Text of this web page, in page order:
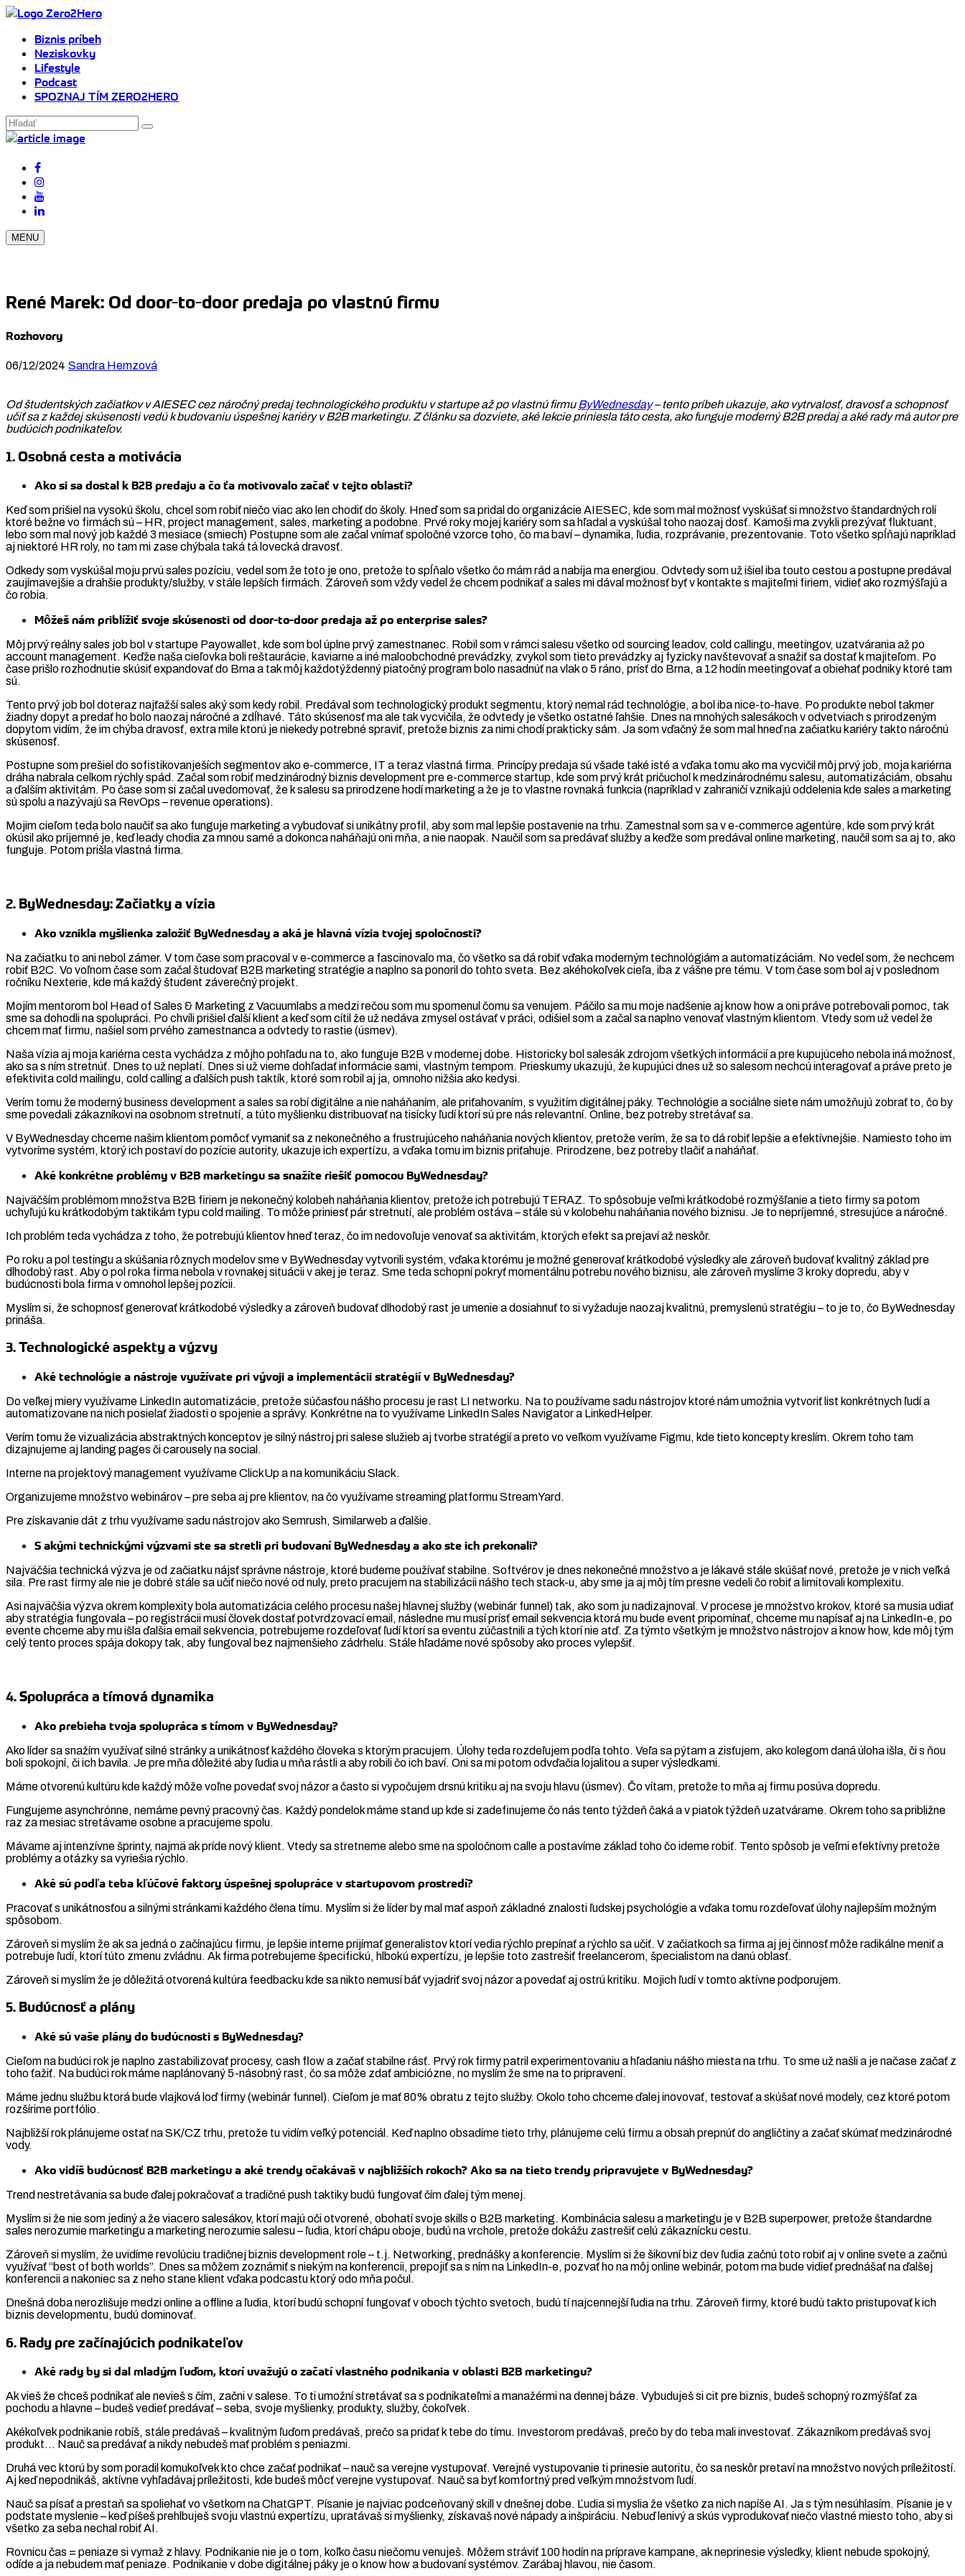
Biznis príbeh
Neziskovky
Lifestyle
Podcast
SPOZNAJ TÍM ZERO2HERO
MENU
René Marek: Od door-to-door predaja po vlastnú firmu
Rozhovory
06/12/2024 Sandra Hemzová
Od študentských začiatkov v AIESEC cez náročný predaj technologického produktu v startupe až po vlastnú firmuByWednesday– tento príbeh ukazuje, ako vytrvalosť, dravosť a schopnosť
učiť sa z každej skúsenosti vedú k budovaniu úspešnej kariéry v B2B marketingu. Z článku sa dozviete, aké lekcie priniesla táto cesta, ako funguje moderný B2B predaj a aké rady má autor pre
budúcich podnikateľov.
1. Osobná cesta a motivácia
Ako si sa dostal k B2B predaju a čo ťa motivovalo začať v tejto oblasti?
Keď som prišiel na vysokú školu, chcel som robiť niečo viac ako len chodiť do školy. Hneď som sa pridal do organizácie AIESEC, kde som mal možnosť vyskúšať si množstvo štandardných rolí
ktoré bežne vo firmách sú – HR, project management, sales, marketing a podobne. Prvé roky mojej kariéry som sa hľadal a vyskúšal toho naozaj dosť. Kamoši ma zvykli prezývať fluktuant,
lebo som mal nový job každé 3 mesiace (smiech) Postupne som ale začal vnímať spoločné vzorce toho, čo ma baví – dynamika, ľudia, rozprávanie, prezentovanie. Toto všetko spĺňajú napríklad
aj niektoré HR roly, no tam mi zase chýbala taká tá lovecká dravosť.
Odkedy som vyskúšal moju prvú sales pozíciu, vedel som že toto je ono, pretože to spĺňalo všetko čo mám rád a nabíja ma energiou. Odvtedy som už išiel iba touto cestou a postupne predával
zaujímavejšie a drahšie produkty/služby, v stále lepších firmách. Zároveň som vždy vedel že chcem podnikať a sales mi dával možnosť byť v kontakte s majiteľmi firiem, vidieť ako rozmýšľajú a
čo robia.
Môžeš nám priblížiť svoje skúsenosti od door-to-door predaja až po enterprise sales?
Môj prvý reálny sales job bol v startupe Payowallet, kde som bol úplne prvý zamestnanec. Robil som v rámci salesu všetko od sourcing leadov, cold callingu, meetingov, uzatvárania až po
account management. Keďže naša cieľovka boli reštaurácie, kaviarne a iné maloobchodné prevádzky, zvykol som tieto prevádzky aj fyzicky navštevovať a snažiť sa dostať k majiteľom. Po
čase prišlo rozhodnutie skúsiť expandovať do Brna a tak môj každotýždenný piatočný program bolo nasadnúť na vlak o 5 ráno, prísť do Brna, a 12 hodín meetingovať a obiehať podniky ktoré tam
sú.
Tento prvý job bol doteraz najťažší sales aký som kedy robil. Predával som technologický produkt segmentu, ktorý nemal rád technológie, a bol iba nice-to-have. Po produkte nebol takmer
žiadny dopyt a predať ho bolo naozaj náročné a zdĺhavé. Táto skúsenosť ma ale tak vycvičila, že odvtedy je všetko ostatné ľahšie. Dnes na mnohých salesákoch v odvetviach s prirodzeným
dopytom vidím, že im chýba dravosť, extra mile ktorú je niekedy potrebné spraviť, pretože biznis za nimi chodí prakticky sám. Ja som vďačný že som mal hneď na začiatku kariéry takto náročnú
skúsenosť.
Postupne som prešiel do sofistikovanješích segmentov ako e-commerce, IT a teraz vlastná firma. Princípy predaja sú všade také isté a vďaka tomu ako ma vycvičil môj prvý job, moja kariérna
dráha nabrala celkom rýchly spád. Začal som robiť medzinárodný biznis development pre e-commerce startup, kde som prvý krát pričuchol k medzinárodnému salesu, automatizáciám, obsahu
a ďalším aktivitám. Po čase som si začal uvedomovať, že k salesu sa prirodzene hodí marketing a že je to vlastne rovnaká funkcia (napríklad v zahraničí vznikajú oddelenia kde sales a marketing
sú spolu a nazývajú sa RevOps – revenue operations).
Mojim cieľom teda bolo naučiť sa ako funguje marketing a vybudovať si unikátny profil, aby som mal lepšie postavenie na trhu. Zamestnal som sa v e-commerce agentúre, kde som prvý krát
okúsil ako príjemné je, keď leady chodia za mnou samé a dokonca naháňajú oni mňa, a nie naopak. Naučil som sa predávať služby a keďže som predával online marketing, naučil som sa aj to, ako
funguje. Potom prišla vlastná firma.
2. ByWednesday: Začiatky a vízia
Ako vznikla myšlienka založiť ByWednesday a aká je hlavná vízia tvojej spoločnosti?
Na začiatku to ani nebol zámer. V tom čase som pracoval v e-commerce a fascinovalo ma, čo všetko sa dá robiť vďaka moderným technológiám a automatizáciám. No vedel som, že nechcem
robiť B2C. Vo voľnom čase som začal študovať B2B marketing stratégie a naplno sa ponoril do tohto sveta. Bez akéhokoľvek cieľa, iba z vášne pre tému. V tom čase som bol aj v poslednom
ročníku Nexterie, kde má každý študent záverečný projekt.
Mojím mentorom bol Head of Sales & Marketing z Vacuumlabs a medzi rečou som mu spomenul čomu sa venujem. Páčilo sa mu moje nadšenie aj know how a oni práve potrebovali pomoc, tak
sme sa dohodli na spolupráci. Po chvíli prišiel ďalší klient a keď som cítil že už nedáva zmysel ostávať v práci, odišiel som a začal sa naplno venovať vlastným klientom. Vtedy som už vedel že
chcem mať firmu, našiel som prvého zamestnanca a odvtedy to rastie (úsmev).
Naša vízia aj moja kariérna cesta vychádza z môjho pohľadu na to, ako funguje B2B v modernej dobe. Historicky bol salesák zdrojom všetkých informácií a pre kupujúceho nebola iná možnosť,
ako sa s ním stretnúť. Dnes to už neplatí. Dnes si už vieme dohľadať informácie sami, vlastným tempom. Prieskumy ukazujú, že kupujúci dnes už so salesom nechcú interagovať a práve preto je
efektivita cold mailingu, cold calling a ďalších push taktík, ktoré som robil aj ja, omnoho nižšia ako kedysi.
Verím tomu že moderný business development a sales sa robí digitálne a nie naháňaním, ale priťahovaním, s využitím digitálnej páky. Technológie a sociálne siete nám umožňujú zobrať to, čo by
sme povedali zákazníkovi na osobnom stretnutí, a túto myšlienku distribuovať na tisícky ľudí ktorí sú pre nás relevantní. Online, bez potreby stretávať sa.
V ByWednesday chceme našim klientom pomôcť vymaniť sa z nekonečného a frustrujúceho naháňania nových klientov, pretože verím, že sa to dá robiť lepšie a efektívnejšie. Namiesto toho im
vytvoríme systém, ktorý ich postaví do pozície autority, ukazuje ich expertízu, a vďaka tomu im biznis priťahuje. Prirodzene, bez potreby tlačiť a naháňať.
Aké konkrétne problémy v B2B marketingu sa snažíte riešiť pomocou ByWednesday?
Najväčším problémom množstva B2B firiem je nekonečný kolobeh naháňania klientov, pretože ich potrebujú TERAZ. To spôsobuje veľmi krátkodobé rozmýšľanie a tieto firmy sa potom
uchyľujú ku krátkodobým taktikám typu cold mailing. To môže priniesť pár stretnutí, ale problém ostáva – stále sú v kolobehu naháňania nového biznisu. Je to nepríjemné, stresujúce a náročné.
Ich problém teda vychádza z toho, že potrebujú klientov hneď teraz, čo im nedovoľuje venovať sa aktivitám, ktorých efekt sa prejaví až neskôr.
Po roku a pol testingu a skúšania rôznych modelov sme v ByWednesday vytvorili systém, vďaka ktorému je možné generovať krátkodobé výsledky ale zároveň budovať kvalitný základ pre
dlhodobý rast. Aby o pol roka firma nebola v rovnakej situácii v akej je teraz. Sme teda schopní pokryť momentálnu potrebu nového biznisu, ale zároveň myslíme 3 kroky dopredu, aby v
budúcnosti bola firma v omnohol lepšej pozícii.
Myslím si, že schopnosť generovať krátkodobé výsledky a zároveň budovať dlhodobý rast je umenie a dosiahnuť to si vyžaduje naozaj kvalitnú, premyslenú stratégiu – to je to, čo ByWednesday
prináša.
3. Technologické aspekty a výzvy
Aké technológie a nástroje využívate pri vývoji a implementácii stratégií v ByWednesday?
Do veľkej miery využívame LinkedIn automatizácie, pretože súčasťou nášho procesu je rast LI networku. Na to používame sadu nástrojov ktoré nám umožnia vytvoriť list konkrétnych ľudí a
automatizovane na nich posielať žiadosti o spojenie a správy. Konkrétne na to využívame LinkedIn Sales Navigator a LinkedHelper.
Verím tomu že vizualizácia abstraktných konceptov je silný nástroj pri salese služieb aj tvorbe stratégií a preto vo veľkom využívame Figmu, kde tieto koncepty kreslím. Okrem toho tam
dizajnujeme aj landing pages či carousely na social.
Interne na projektový management využívame ClickUp a na komunikáciu Slack.
Organizujeme množstvo webinárov – pre seba aj pre klientov, na čo využívame streaming platformu StreamYard.
Pre získavanie dát z trhu využívame sadu nástrojov ako Semrush, Similarweb a ďalšie.
S akými technickými výzvami ste sa stretli pri budovaní ByWednesday a ako ste ich prekonali?
Najväčšia technická výzva je od začiatku nájsť správne nástroje, ktoré budeme používať stabilne. Softvérov je dnes nekonečné množstvo a je lákavé stále skúšať nové, pretože je v nich veľká
sila. Pre rast firmy ale nie je dobré stále sa učiť niečo nové od nuly, preto pracujem na stabilizácii nášho tech stack-u, aby sme ja aj môj tím presne vedeli čo robiť a limitovali komplexitu.
Asi najväčšia výzva okrem komplexity bola automatizácia celého procesu našej hlavnej služby (webinár funnel) tak, ako som ju nadizajnoval. V procese je množstvo krokov, ktoré sa musia udiať
aby stratégia fungovala – po registrácii musí človek dostať potvrdzovací email, následne mu musí prísť email sekvencia ktorá mu bude event pripomínať, chceme mu napísať aj na LinkedIn-e, po
evente chceme aby mu išla ďalšia email sekvencia, potrebujeme rozdeľovať ľudí ktorí sa eventu zúčastnili a tých ktorí nie atď. Za týmto všetkým je množstvo nástrojov a know how, kde môj tým
celý tento proces spája dokopy tak, aby fungoval bez najmenšieho zádrhelu. Stále hľadáme nové spôsoby ako proces vylepšiť.
4. Spolupráca a tímová dynamika
Ako prebieha tvoja spolupráca s tímom v ByWednesday?
Ako líder sa snažím využívať silné stránky a unikátnosť každého človeka s ktorým pracujem. Úlohy teda rozdeľujem podľa tohto. Veľa sa pýtam a zisťujem, ako kolegom daná úloha išla, či s ňou
boli spokojní, či ich bavila. Je pre mňa dôležité aby ľudia u mňa rástli a aby robili čo ich baví. Oni sa mi potom odvďačia lojalitou a super výsledkami.
Máme otvorenú kultúru kde každý môže voľne povedať svoj názor a často si vypočujem drsnú kritiku aj na svoju hlavu (úsmev). Čo vítam, pretože to mňa aj firmu posúva dopredu.
Fungujeme asynchrónne, nemáme pevný pracovný čas. Každý pondelok máme stand up kde si zadefinujeme čo nás tento týždeň čaká a v piatok týždeň uzatvárame. Okrem toho sa približne
raz za mesiac stretávame osobne a pracujeme spolu.
Mávame aj intenzívne šprinty, najmä ak príde nový klient. Vtedy sa stretneme alebo sme na spoločnom calle a postavíme základ toho čo ideme robiť. Tento spôsob je veľmi efektívny pretože
problémy a otázky sa vyriešia rýchlo.
Aké sú podľa teba kľúčové faktory úspešnej spolupráce v startupovom prostredí?
Pracovať s unikátnosťou a silnými stránkami každého člena tímu. Myslím si že líder by mal mať aspoň základné znalosti ľudskej psychológie a vďaka tomu rozdeľovať úlohy najlepším možným
spôsobom.
Zároveň si myslím že ak sa jedná o začínajúcu firmu, je lepšie interne prijímať generalistov ktorí vedia rýchlo prepínať a rýchlo sa učiť. V začiatkoch sa firma aj jej činnosť môže radikálne meniť a
potrebuje ľudí, ktorí túto zmenu zvládnu. Ak firma potrebujeme špecifickú, hlbokú expertízu, je lepšie toto zastrešiť freelancerom, špecialistom na danú oblasť.
Zároveň si myslím že je dôležitá otvorená kultúra feedbacku kde sa nikto nemusí báť vyjadriť svoj názor a povedať aj ostrú kritiku. Mojich ľudí v tomto aktívne podporujem.
5. Budúcnosť a plány
Aké sú vaše plány do budúcnosti s ByWednesday?
Cieľom na budúci rok je naplno zastabilizovať procesy, cash flow a začať stabilne rásť. Prvý rok firmy patril experimentovaniu a hľadaniu nášho miesta na trhu. To sme už našli a je načase začať z
toho ťažiť. Na budúci rok máme naplánovaný 5-násobný rast, čo sa môže zdať ambiciózne, no myslím že sme na to pripravení.
Máme jednu službu ktorá bude vlajková loď firmy (webinár funnel). Cieľom je mať 80% obratu z tejto služby. Okolo toho chceme ďalej inovovať, testovať a skúšať nové modely, cez ktoré potom
rozšírime portfólio.
Najbližší rok plánujeme ostať na SK/CZ trhu, pretože tu vidím veľký potenciál. Keď naplno obsadíme tieto trhy, plánujeme celú firmu a obsah prepnúť do angličtiny a začať skúmať medzinárodné
vody.
Ako vidíš budúcnosť B2B marketingu a aké trendy očakávaš v najbližších rokoch? Ako sa na tieto trendy pripravujete v ByWednesday?
Trend nestretávania sa bude ďalej pokračovať a tradičné push taktiky budú fungovať čím ďalej tým menej.
Myslím si že nie som jediný a že viacero salesákov, ktorí majú oči otvorené, obohatí svoje skills o B2B marketing. Kombinácia salesu a marketingu je v B2B superpower, pretože štandardne
sales nerozumie marketingu a marketing nerozumie salesu – ľudia, ktorí chápu oboje, budú na vrchole, pretože dokážu zastrešiť celú zákaznícku cestu.
Zároveň si myslím, že uvidíme revolúciu tradičnej biznis development role – t.j. Networking, prednášky a konferencie. Myslím si že šikovní biz dev ľudia začnú toto robiť aj v online svete a začnú
využívať “best of both worlds”. Dnes sa môžem zoznámiť s niekým na konferencii, prepojiť sa s ním na LinkedIn-e, pozvať ho na môj online webinár, potom ma bude vidieť prednášať na ďalšej
konferencii a nakoniec sa z neho stane klient vďaka podcastu ktorý odo mňa počul.
Dnešná doba nerozlišuje medzi online a offline a ľudia, ktorí budú schopní fungovať v oboch týchto svetoch, budú tí najcennejší ľudia na trhu. Zároveň firmy, ktoré budú takto pristupovať k ich
biznis developmentu, budú dominovať.
6. Rady pre začínajúcich podnikateľov
Aké rady by si dal mladým ľuďom, ktorí uvažujú o začatí vlastného podnikania v oblasti B2B marketingu?
Ak vieš že chceš podnikať ale nevieš s čím, začni v salese. To ti umožní stretávať sa s podnikateľmi a manažérmi na dennej báze. Vybuduješ si cit pre biznis, budeš schopný rozmýšľať za
pochodu a hlavne – budeš vedieť predávať – seba, svoje myšlienky, produkty, služby, čokoľvek.
Akékoľvek podnikanie robíš, stále predávaš – kvalitným ľuďom predávaš, prečo sa pridať k tebe do tímu. Investorom predávaš, prečo by do teba mali investovať. Zákazníkom predávaš svoj
produkt… Nauč sa predávať a nikdy nebudeš mať problém s peniazmi.
Druhá vec ktorú by som poradil komukoľvek kto chce začať podnikať – nauč sa verejne vystupovať. Verejné vystupovanie ti prinesie autoritu, čo sa neskôr pretaví na množstvo nových príležitostí.
Aj keď nepodnikáš, aktívne vyhľadávaj príležitosti, kde budeš môcť verejne vystupovať. Nauč sa byť komfortný pred veľkým množstvom ľudí.
Nauč sa písať a prestaň sa spoliehať vo všetkom na ChatGPT. Písanie je najviac podceňovaný skill v dnešnej dobe. Ľudia si myslia že všetko za nich napíše AI. Ja s tým nesúhlasím. Písanie je v
podstate myslenie – keď píšeš prehlbuješ svoju vlastnú expertízu, upratávaš si myšlienky, získavaš nové nápady a inšpiráciu. Nebuď lenivý a skús vyprodukovať niečo vlastné miesto toho, aby si
všetko za seba nechal robiť AI.
Rovnicu čas = peniaze si vymaž z hlavy. Podnikanie nie je o tom, koľko času niečomu venuješ. Môžem stráviť 100 hodín na príprave kampane, ak neprinesie výsledky, klient nebude spokojný,
odíde a ja nebudem mať peniaze. Podnikanie v dobe digitálnej páky je o know how a budovaní systémov. Zarábaj hlavou, nie časom.